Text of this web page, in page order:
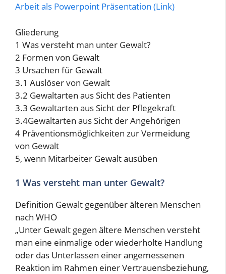
Arbeit als Powerpoint Präsentation (Link)
Gliederung
1 Was versteht man unter Gewalt?
2 Formen von Gewalt
3 Ursachen für Gewalt
3.1 Auslöser von Gewalt
3.2 Gewaltarten aus Sicht des Patienten
3.3 Gewaltarten aus Sicht der Pflegekraft
3.4Gewaltarten aus Sicht der Angehörigen
4 Präventionsmöglichkeiten zur Vermeidung
von Gewalt
5, wenn Mitarbeiter Gewalt ausüben
1 Was versteht man unter Gewalt?
Definition Gewalt gegenüber älteren Menschen
nach WHO
„Unter Gewalt gegen ältere Menschen versteht
man eine einmalige oder wiederholte Handlung
oder das Unterlassen einer angemessenen
Reaktion im Rahmen einer Vertrauensbeziehung,